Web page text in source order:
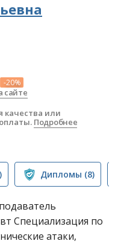
-20%
сайте
качества или
Подробнее
Дипломы (8)
Специализация по
атаки,